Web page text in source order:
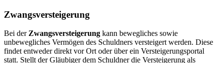
Zwangsversteigerung
Bei derZwangsversteigerung kann bewegliches sowie
unbewegliches Vermögen des Schuldners versteigert werden. Diese
findet entweder direkt vor Ort oder über ein Versteigerungsportal
statt. Stellt der Gläubiger dem Schuldner die Versteigerung als